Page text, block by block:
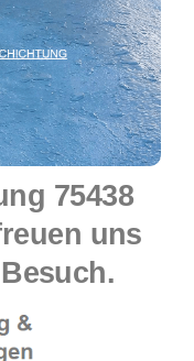
75438
uns